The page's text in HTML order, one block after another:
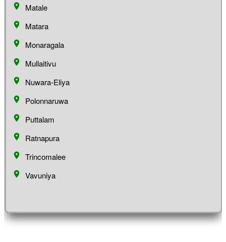
Matale
Matara
Monaragala
Mullaitivu
Nuwara-Eliya
Polonnaruwa
Puttalam
Ratnapura
Trincomalee
Vavuniya